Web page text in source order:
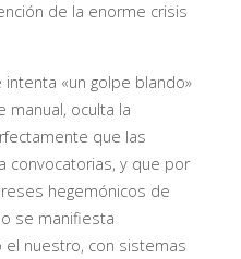
de la enorme crisis
«un golpe blando»
manual, oculta la
que las
convocatorias, y que por
hegemónicos de
se manifiesta
nuestro, con sistemas